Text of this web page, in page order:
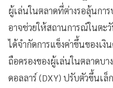
ผู้เล่นในตลาดที่ต่างรอลุ้นกา
อาจช่วยให้สถานการณ์ในตะ
ได้จำกัดการแข็งค่าขึ้นของเงิ
ถือครองของผู้เล่นในตลาดบ
ดอลลาร์ (DXY) ปรับตัวขึ้นเ